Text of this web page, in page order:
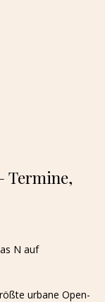
Termine,
N auf
urbane Open-